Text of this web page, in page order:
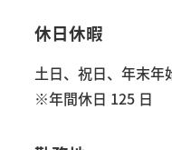
休日休暇
土日、祝日、年末年
※年間休日 125 日